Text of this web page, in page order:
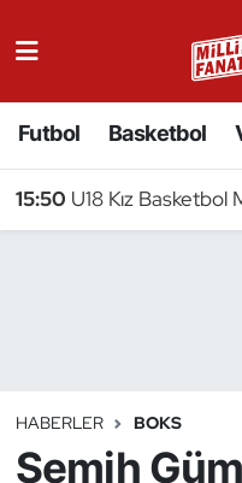
Futbol Basketbol
15:50 U18 Kız Basketbol
HABERLER BOKS
Semih
Badminton
Binicilik